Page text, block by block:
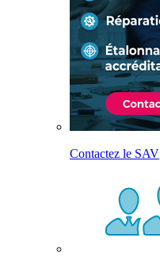
Contactez le SAV